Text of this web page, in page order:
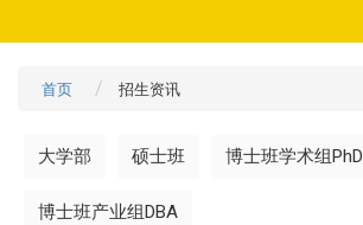
首页 招生资讯
大学部 硕士班 博士班学术组PhD
博士班产业组DBA